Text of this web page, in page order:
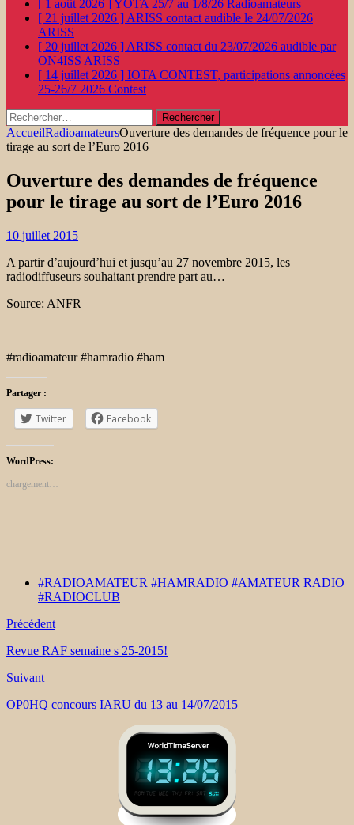
[ 1 août 2026 ]YOTA 25/7 au 1/8/26 Radioamateurs
[ 21 juillet 2026 ] ARISS contact audible le 24/07/2026
ARISS
[ 20 juillet 2026 ] ARISS contact du 23/07/2026 audible par
ON4ISS ARISS
[ 14 juillet 2026 ] IOTA CONTEST, participations annoncées
25-26/7 2026 Contest
Rechercher :
AccueilRadioamateursOuverture des demandes de fréquence pour le
tirage au sort de l’Euro 2016
Ouverture des demandes de fréquence
pour le tirage au sort de l’Euro 2016
10 juillet 2015
A partir d’aujourd’hui et jusqu’au 27 novembre 2015, les
radiodiffuseurs souhaitant prendre part au…
Source: ANFR
#radioamateur #hamradio #ham
Partager :
Twitter Facebook
WordPress:
chargement…
#RADIOAMATEUR #HAMRADIO #AMATEUR RADIO
#RADIOCLUB
Précédent
Revue RAF semaine s 25-2015!
Suivant
OP0HQ concours IARU du 13 au 14/07/2015